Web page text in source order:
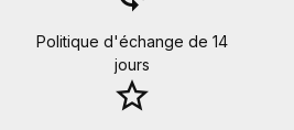
Politique d'échange de 14
jours
star_border